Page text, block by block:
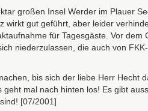
großen Insel Werder im Plauer
wirkt gut geführt, aber leider
für Tagesgäste. Vor dem
niederzulassen, die auch von FKK
bis sich der liebe Herr Hecht
mal nach hinten los! Es gibt
[07/2001]